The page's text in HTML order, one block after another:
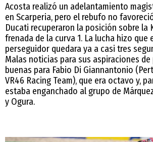
Acosta realizó un adelantamiento
en Scarperia, pero el rebufo no
Ducati recuperaron la posición sobre la
frenada de la curva 1. La lucha hizo que
perseguidor quedara ya a casi tres
Malas noticias para sus aspiraciones
buenas para Fabio Di Giannantonio
VR46 Racing Team), que era octavo y,
estaba enganchado al grupo de
y Ogura.